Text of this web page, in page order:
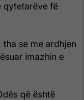
qytetarëve fë
se me ardhjen
imazhin e
që është